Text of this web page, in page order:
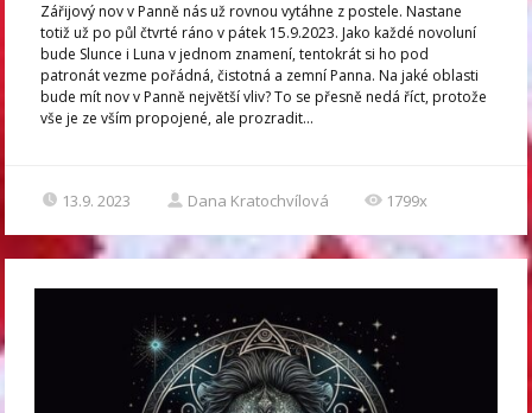
Zářijový nov v Panně nás už rovnou vytáhne z postele. Nastane
totiž už po půl čtvrté ráno v pátek 15.9.2023. Jako každé novoluní
bude Slunce i Luna v jednom znamení, tentokrát si ho pod
patronát vezme pořádná, čistotná a zemní Panna. Na jaké oblasti
bude mít nov v Panně největší vliv? To se přesně nedá říct, protože
vše je ze vším propojené, ale prozradit...
13.9. 2023 Dana Kratochvílová 1799x